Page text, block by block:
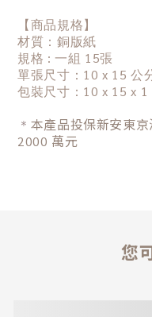
【商品規格】
材質：銅版紙
規格 : 一組 15張
單張尺寸：10 x 15 公
包裝尺寸：10 x 15 x 1
＊ 本產品投保新安東
2000 萬元
您